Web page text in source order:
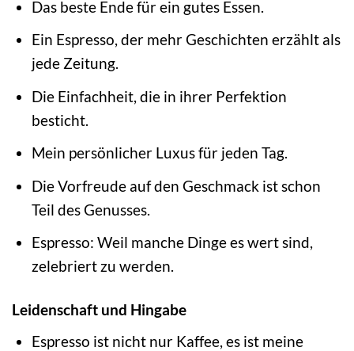
Das beste Ende für ein gutes Essen.
Ein Espresso, der mehr Geschichten erzählt als
jede Zeitung.
Die Einfachheit, die in ihrer Perfektion
besticht.
Mein persönlicher Luxus für jeden Tag.
Die Vorfreude auf den Geschmack ist schon
Teil des Genusses.
Espresso: Weil manche Dinge es wert sind,
zelebriert zu werden.
Leidenschaft und Hingabe
Espresso ist nicht nur Kaffee, es ist meine